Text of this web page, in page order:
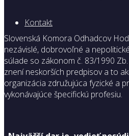
Kontakt
Slovenská Komora Odhadcov
nezávislé, dobrovoľné a
súlade so zákonom č. 83/1990
znení neskorších predpisov a to
organizácia združujúca fyzické a
vykonávajúce špecifickú profesiu.